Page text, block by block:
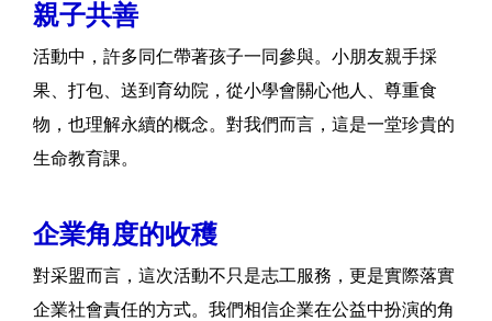
親子共善
活動中，許多同仁帶著孩子一同參與。小朋友親手採
果、打包、送到育幼院，從小學會關心他人、尊重食
物，也理解永續的概念。對我們而言，這是一堂珍貴的
生命教育課。
企業角度的收穫
對采盟而言，這次活動不只是志工服務，更是實際落實
企業社會責任的方式。我們相信企業在公益中扮演的角